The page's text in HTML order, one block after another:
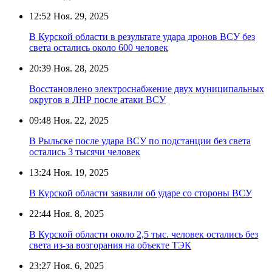
12:52 Ноя. 29, 2025
В Курской области в результате удара дронов ВСУ без
света остались около 600 человек
20:39 Ноя. 28, 2025
Восстановлено электроснабжение двух муниципальных
округов в ЛНР после атаки ВСУ
09:48 Ноя. 22, 2025
В Рыльске после удара ВСУ по подстанции без света
остались 3 тысячи человек
13:24 Ноя. 19, 2025
В Курской области заявили об ударе со стороны ВСУ
22:44 Ноя. 8, 2025
В Курской области около 2,5 тыс. человек остались без
света из-за возгорания на объекте ТЭК
23:27 Ноя. 6, 2025